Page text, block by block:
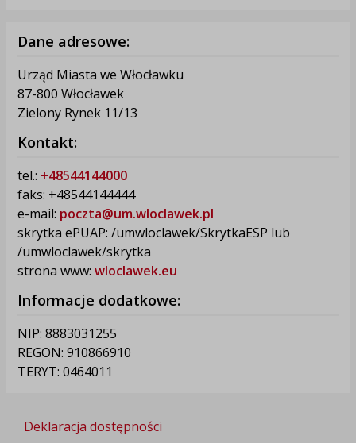
Dane adresowe:
Urząd Miasta we Włocławku
87-800 Włocławek
Zielony Rynek 11/13
Kontakt:
tel.: +48544144000
faks: +48544144444
e-mail: poczta@um.wloclawek.pl
skrytka ePUAP: /umwloclawek/SkrytkaESP lub
/umwloclawek/skrytka
strona www: wloclawek.eu
Informacje dodatkowe:
NIP: 8883031255
REGON: 910866910
TERYT: 0464011
Deklaracja dostępności